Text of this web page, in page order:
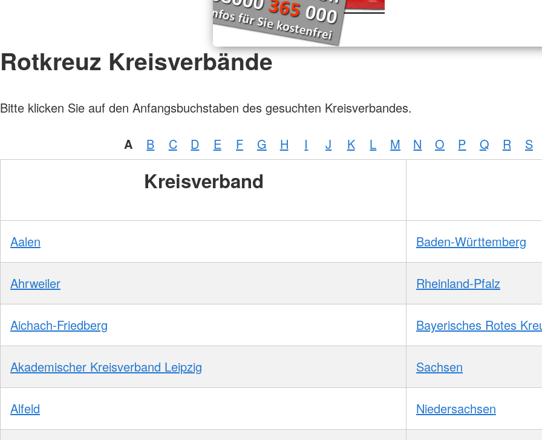
Rotkreuz Kreisverbände
Bitte klicken Sie auf den Anfangsbuchstaben des gesuchten Kreisverbandes.
A B C D E F G H I J K L M N O P Q R S
Kreisverband
Aalen Baden-Württemberg
Ahrweiler Rheinland-Pfalz
Aichach-Friedberg Bayerisches Rotes
Akademischer Kreisverband Leipzig Sachsen
Alfeld Niedersachsen